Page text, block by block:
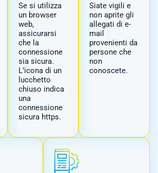
Se si utilizza
un browser
web,
assicurarsi
che la
connessione
sia sicura.
L’icona di un
lucchetto
chiuso indica
una
connessione
sicura https.
Siate vigili e
non aprite gli
allegati di e-
mail
provenienti da
persone che
non
conoscete.